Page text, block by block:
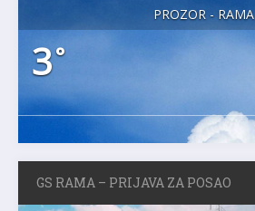
PROZOR - RAMA
3°
GS RAMA – PRIJAVA ZA POSAO